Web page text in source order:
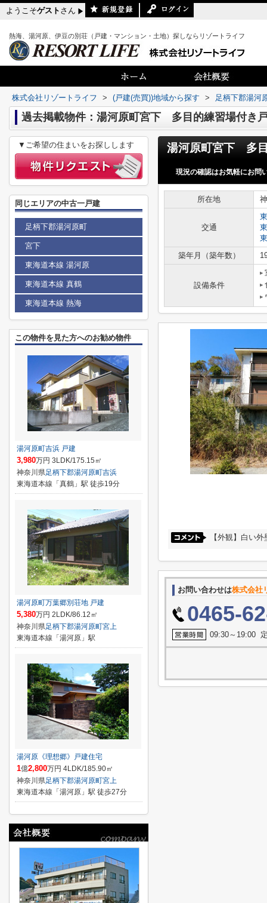
ようこそゲスト さん
熱海、湯河原、伊豆の別荘（戸建・マンション・土地）探しならリゾートライフ
株式会社リゾートライフ > (戸建(売買))地域から探す > 足柄下郡湯河
過去掲載物件：湯河原町宮下 多目的練習場付き
現況の確認はお気軽にお問
所在地
交通
築年月（築年数）
設備条件
【外観】白い
お問い合わせは株式会社
0465-
09:30～19:00
▼ご希望の住まいをお探しします
同じエリアの中古一戸建
足柄下郡湯河原町
宮下
東海道本線 湯河原
東海道本線 真鶴
東海道本線 熱海
この物件を見た方へのお勧め物件
湯河原町吉浜 戸建
3,980万円 3LDK/175.15㎡
神奈川県足柄下郡湯河原町吉浜
東海道本線「真鶴」駅 徒歩19分
湯河原町万葉郷別荘地 戸建
5,380万円 2LDK/86.12㎡
神奈川県足柄下郡湯河原町宮上
東海道本線「湯河原」駅
湯河原《理想郷》戸建住宅
1億2,800万円 4LDK/185.90㎡
神奈川県足柄下郡湯河原町宮上
東海道本線「湯河原」駅 徒歩27分